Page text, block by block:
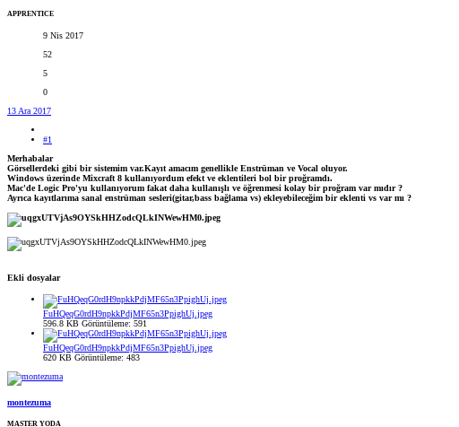
APPRENTICE
9 Nis 2017
52
5
0
13 Ara 2017
#1
Merhabalar
Görsellerdeki gibi bir sistemim var.Kayıt amacım genellikle Enstrüman ve Vocal oluyor.
Windows üzerinde Mixcraft 8 kullanıyordum efekt ve eklentileri bol bir proğramdı.
Mac'de Logic Pro'yu kullanıyorum fakat daha kullanışlı ve öğrenmesi kolay bir proğram var mıdır ?
Ayrıca kayıtlarıma sanal enstrüman sesleri(gitar,bass bağlama vs) ekleyebileceğim bir eklenti vs var mı ?
Ekli dosyalar
FuHQeqG0rdH9npkkPdjMF65n3PpighUj.jpeg
596.8 KB Görüntüleme: 591
FuHQeqG0rdH9npkkPdjMF65n3PpighUj.jpeg
620 KB Görüntüleme: 483
montezuma
MASTER YODA